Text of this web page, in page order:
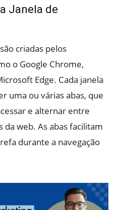
Janela de
criadas pelos
o Google Chrome,
Edge. Cada janela
uma ou várias abas, que
e alternar entre
web. As abas facilitam
durante a navegação